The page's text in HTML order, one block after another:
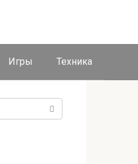
Игры Техника